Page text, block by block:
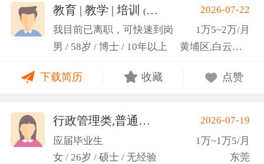
优秀的团队协作与沟通协调能力，责任心强，渴望将
科研严谨性融入实践工作中
教育 | 教学 | 培训 (汤山文)
2026-07-22
我目前已离职，可快速到岗
1万5~2万/月
男 / 58岁 / 博士 / 10年以上
黄埔区,白云区,增城市
下载简历 收藏 点赞
行政管理类,普通教师类 (蓝小艳)2026-07-19
应届毕业生
1万~1万5/月
女 / 26岁 / 硕士 / 无经验
东莞